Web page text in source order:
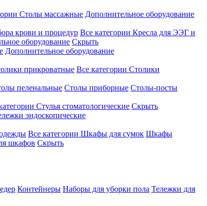
Столы массажные Дополнительное оборудование
крови и процедур Все категории Кресла для ЭЭГ и
оборудование Скрыть
Дополнительное оборудование
прикроватные Все категории Столики
пеленальные Столы приборные Столы-посты
Стулья стоматологические Скрыть
эндоскопические
Все категории Шкафы для сумок Шкафы
шкафов Скрыть
Контейнеры Наборы для уборки пола Тележки для